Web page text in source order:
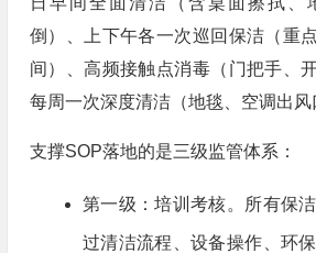
倒）、上下午各一次巡回保洁（重
间）、高频接触点消毒（门把手、
每周一次深度清洁（地毯、空调出风
支撑SOP落地的是三级监管体系：
第一级：培训考核。所有保
过清洁流程、设备操作、环